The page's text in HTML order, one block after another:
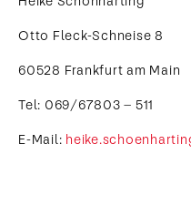
Otto Fleck-Schneise 8
60528 Frankfurt am Main
Tel: 069/67803 – 511
E-Mail: